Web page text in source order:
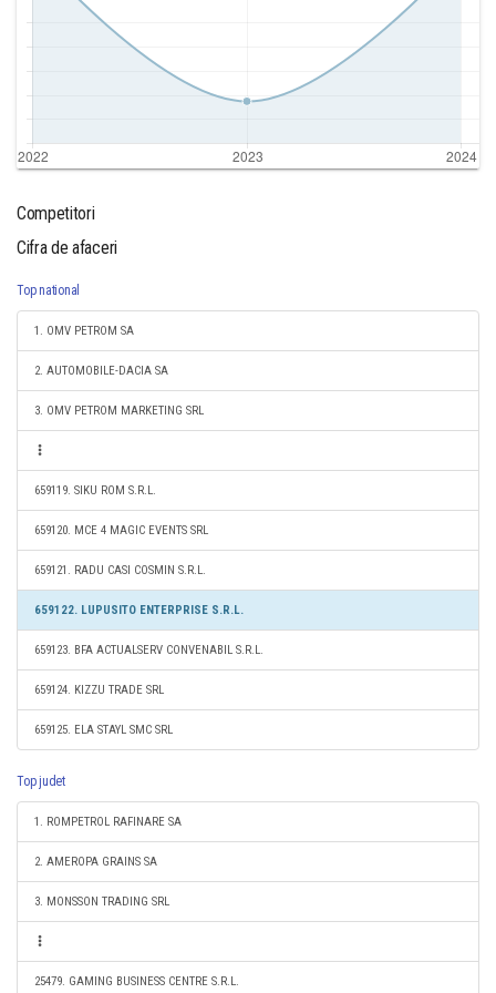
Competitori
Cifra de afaceri
Top national
1. OMV PETROM SA
2. AUTOMOBILE-DACIA SA
3. OMV PETROM MARKETING SRL
659119. SIKU ROM S.R.L.
659120. MCE 4 MAGIC EVENTS SRL
659121. RADU CASI COSMIN S.R.L.
659122. LUPUSITO ENTERPRISE S.R.L.
659123. BFA ACTUALSERV CONVENABIL S.R.L.
659124. KIZZU TRADE SRL
659125. ELA STAYL SMC SRL
Top judet
1. ROMPETROL RAFINARE SA
2. AMEROPA GRAINS SA
3. MONSSON TRADING SRL
25479. GAMING BUSINESS CENTRE S.R.L.